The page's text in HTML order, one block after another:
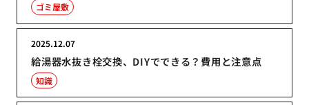
ゴミ屋敷
給湯器水抜き栓交換、DIYでできる？費用と注意点
2025.12.07
知識